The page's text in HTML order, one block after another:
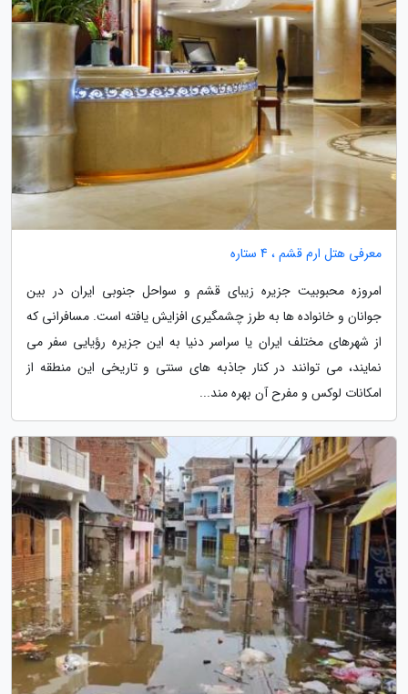
معرفی هتل ارم قشم ، 4 ستاره
امروزه محبوبیت جزیره زیبای قشم و سواحل جنوبی ایران در بین
جوانان و خانواده ها به طرز چشمگیری افزایش یافته است. مسافرانی که
از شهرهای مختلف ایران یا سراسر دنیا به این جزیره رؤیایی سفر می
نمایند، می توانند در کنار جاذبه های سنتی و تاریخی این منطقه از
امکانات لوکس و مفرح آن بهره مند...